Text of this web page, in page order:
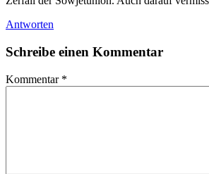
Antworten
Schreibe einen Kommentar
Kommentar *